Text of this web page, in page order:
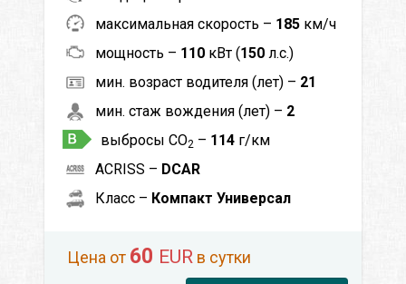
максимальная скорость – 185 км/ч
мощность – 110 кВт (150 л.с.)
мин. возраст водителя (лет) – 21
мин. стаж вождения (лет) – 2
выбросы CO2 – 114 г/км
ACRISS – DCAR
Класс – Компакт Универсал
Цена от 60 EUR в сутки